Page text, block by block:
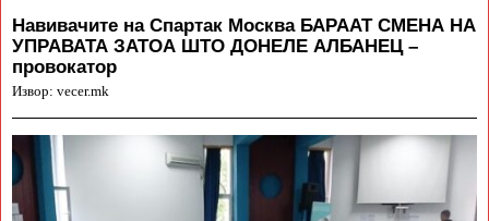
Навивачите на Спартак Москва БАРААТ СМЕНА НА
УПРАВАТА ЗАТОА ШТО ДОНЕЛЕ АЛБАНЕЦ –
провокатор
Извор: vecer.mk